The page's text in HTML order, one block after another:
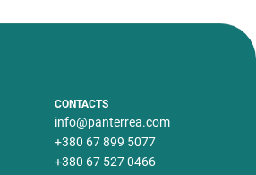
CONTACTS
info@panterrea.com
+380 67 899 5077
+380 67 527 0466